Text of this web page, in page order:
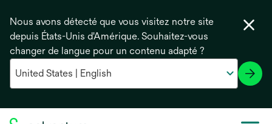
Nous avons détecté que vous visitez notre site
depuis États-Unis d'Amérique. Souhaitez-vous
changer de langue pour un contenu adapté ?